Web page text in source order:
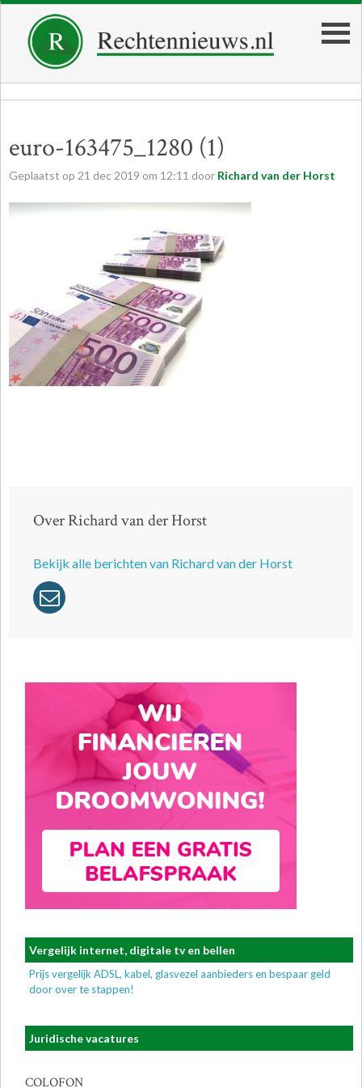
euro-163475_1280 (1)
Geplaatst op 21 dec 2019 om 12:11 door Richard van der Horst
Over Richard van der Horst
Bekijk alle berichten van Richard van der Horst
Vergelijk internet, digitale tv en bellen
Prijs vergelijk ADSL, kabel, glasvezel aanbieders en bespaar geld
door over te stappen!
Juridische vacatures
COLOFON